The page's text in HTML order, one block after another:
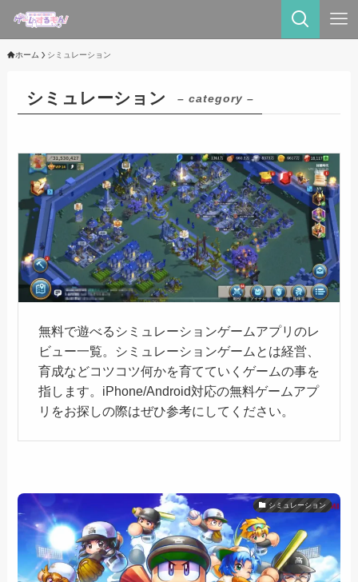
ホーム シミュレーション
シミュレーション – category –
無料で遊べるシミュレーションゲームアプリのレ
ビュー一覧。シミュレーションゲームとは経営、
育成などコツコツ何かを育てていくゲームの事を
指します。iPhone/Android対応の無料ゲームアプ
リをお探しの際はぜひ参考にしてください。
シミュレーション